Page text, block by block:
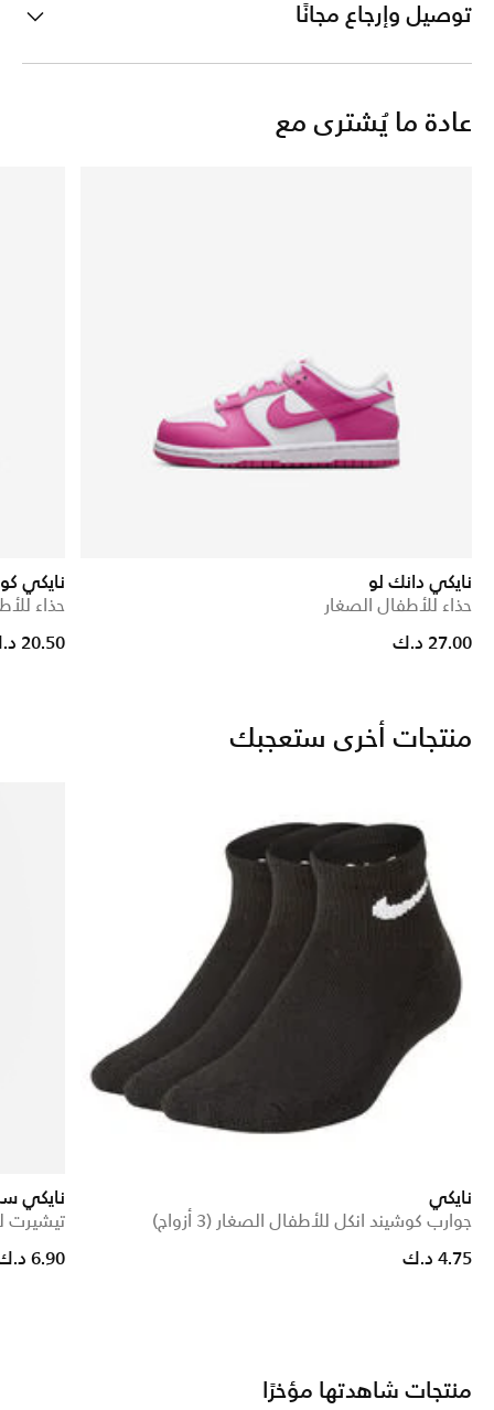
توصيل وإرجاع مجانًا
عادة ما يُشترى مع
نايكي دانك لو
حذاء للأطفال الصغار
27.00 د.ك
نايكي
حذاء
20.50 د.ك
منتجات أخرى ستعجبك
نايكي
جوارب كوشيند انكل للأطفال الصغار (3 أزواج)
4.75 د.ك
نايكي
تيشيرت
reduced from
to
6.90 د.ك
منتجات شاهدتها مؤخرًا